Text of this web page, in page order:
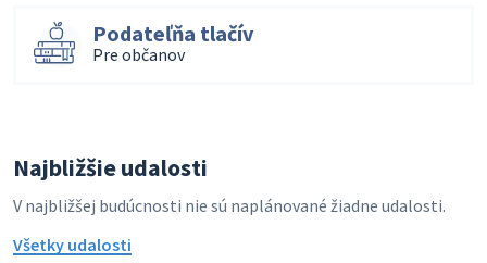
Podateľňa tlačív
Pre občanov
Najbližšie udalosti
V najbližšej budúcnosti nie sú naplánované žiadne udalosti.
Všetky udalosti